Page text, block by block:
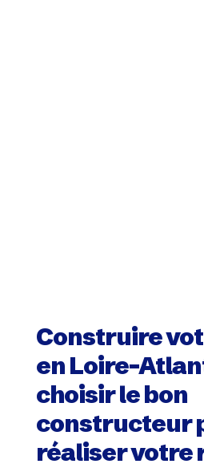
Construire
en Loire-
choisir le bon
constructeur
réaliser votre